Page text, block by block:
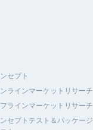
セプト
ラインマーケットリサーチ
ラインマーケットリサーチ
セプトテスト＆パッケージ